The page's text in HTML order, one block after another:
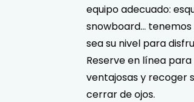
equipo adecuado:
snowboard…
sea su nivel para
Reserve en línea
ventajosas y recoger
cerrar de ojos.